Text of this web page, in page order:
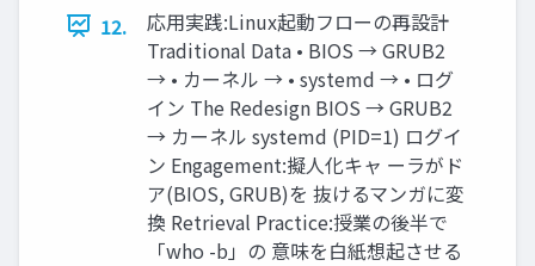
12.
応用実践:Linux起動フローの再設計
Traditional Data • BIOS → GRUB2
→ • カーネル → • systemd → • ログ
イン The Redesign BIOS → GRUB2
→ カーネル systemd (PID=1) ログイ
ン Engagement:擬人化キャ ーラがド
ア(BIOS, GRUB)を 抜けるマンガに変
換 Retrieval Practice:授業の後半で
「who -b」の 意味を白紙想起させる